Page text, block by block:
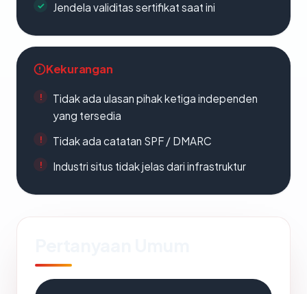
Jendela validitas sertifikat saat ini
Kekurangan
Tidak ada ulasan pihak ketiga independen
yang tersedia
Tidak ada catatan SPF / DMARC
Industri situs tidak jelas dari infrastruktur